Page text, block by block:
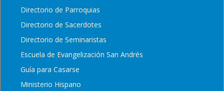
Directorio de Parroquias
Directorio de Sacerdotes
Directorio de Seminaristas
Escuela de Evangelización San Andrés
Guía para Casarse
Ministerio Hispano